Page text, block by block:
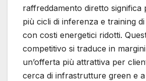
raffreddamento diretto significa
più cicli di inferenza e training
con costi energetici ridotti.
competitivo si traduce in
un’offerta più attrattiva per
cerca di infrastrutture green e